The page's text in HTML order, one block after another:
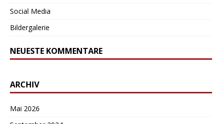
Social Media
Bildergalerie
NEUESTE KOMMENTARE
ARCHIV
Mai 2026